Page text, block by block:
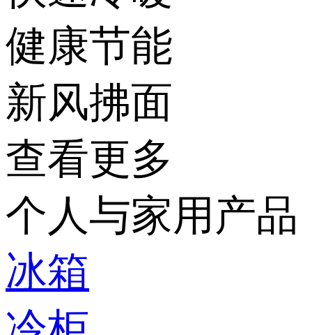
健康节能
新风拂面
查看更多
个人与家用产品
冰箱